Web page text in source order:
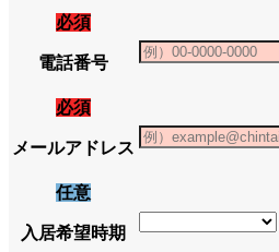
必須
電話番号
必須
メールアドレス
任意
入居希望時期